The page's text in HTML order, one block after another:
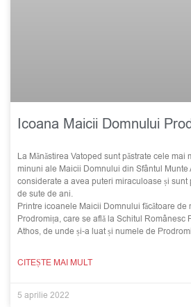
Icoana Maicii Domnului
La Mănăstirea Vatoped sunt păstrate cele mai
minuni ale Maicii Domnului din Sfântul Munte
considerate a avea puteri miraculoase și sunt
de sute de ani.
Printre icoanele Maicii Domnului făcătoare de
Prodromița, care se află la Schitul Românesc
Athos, de unde și-a luat și numele de
CITEȘTE MAI MULT
5 aprilie 2022